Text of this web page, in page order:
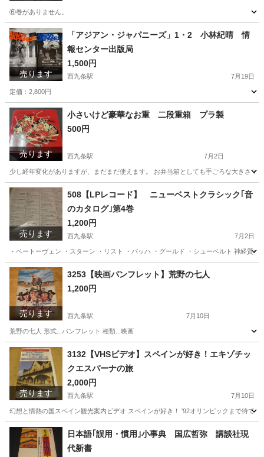
⑥巻がありません。
大阪 大阪市 西九条駅 マンガ、コミック、アニメ
売ります
「アジアン・ジャパニーズ」1・2 小林紀晴 情
報センター出版局
1,500円
西九条駅 7月19日
定価：2,800円
大阪 大阪市 西九条駅 文芸 アジアン
売ります
小さいけど豪華なお重 二段重箱 プラ製
500円
西九条駅 7月2日
少し経年変化がありますが、まだまだ使えます。 お弁当箱としても手ごろな大きさで
大阪 大阪市 西九条駅 その他
売ります
508【LPレコード】 ニューベストクラシック｢音
のカタログ｣第4巻
1,200円
西九条駅 7月2日
・ベートーヴェン ・スターン ・リスト ・バッハ ・グールド ・シューベルト 神経質な
大阪 大阪市 西九条駅 その他 LPレコード
売ります
3253【映画パンフレット】荒野の七人
1,200円
西九条駅 7月10日
荒野の七人 形式...パンフレット 種類...映画
大阪 大阪市 西九条駅 その他 種類
売ります
3132【VHSビデオ】スペインが好き！エキゾチッ
クエスパーナの旅
2,000円
西九条駅 7月10日
幻想と情熱の国スペイン観光案内ビデオ スペインが好き！ '92オリンピックまで待て
大阪 大阪市 西九条駅 その他 スペイン
日本語｢誤用・慣用｣小事典 国広哲弥 講談社現
代新書